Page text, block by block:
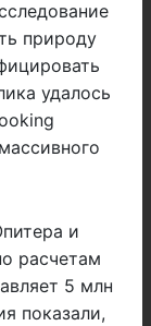
природу
удалось
и
расчетам
5 млн
показали,